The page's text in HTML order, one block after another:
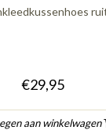
€29,95
aan winkelwagen